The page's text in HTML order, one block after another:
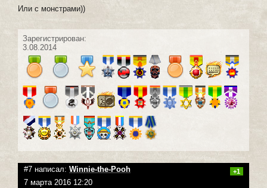
Или с монстрами))
Зарегистрирован:
3.08.2014
#7 написал: Winnie-the-Pooh +1
7 марта 2016 12:20